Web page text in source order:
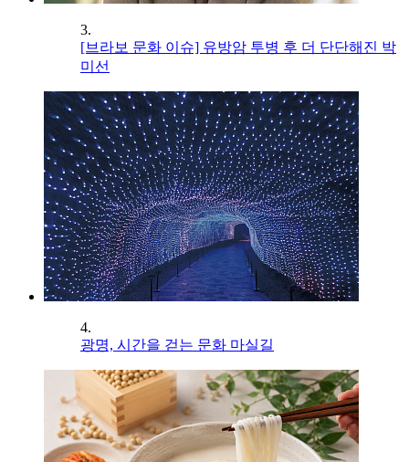
3.
[브라보 문화 이슈] 유방암 투병 후 더 단단해진 박
미선
4.
광명, 시간을 걷는 문화 마실길